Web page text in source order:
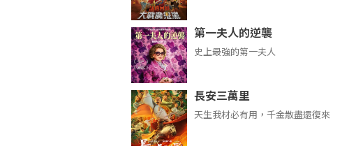
第一夫人的逆襲
史上最強的第一夫人
長安三萬里
天生我材必有用，千金散盡還復來